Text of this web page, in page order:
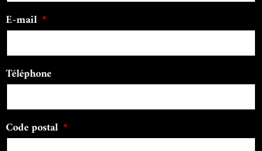
E-mail
Téléphone
Code postal